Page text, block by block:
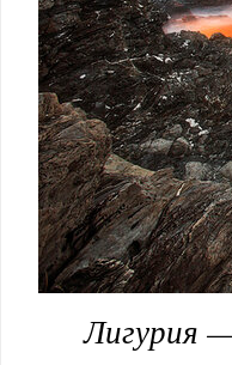
Лигурия